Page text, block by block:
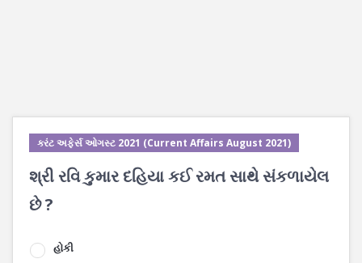
કરંટ અફેર્સ ઓગસ્ટ 2021 (Current Affairs August 2021)
શ્રી રવિ કુમાર દહિયા કઈ રમત સાથે સંકળાયેલ
છે ?
હોકી